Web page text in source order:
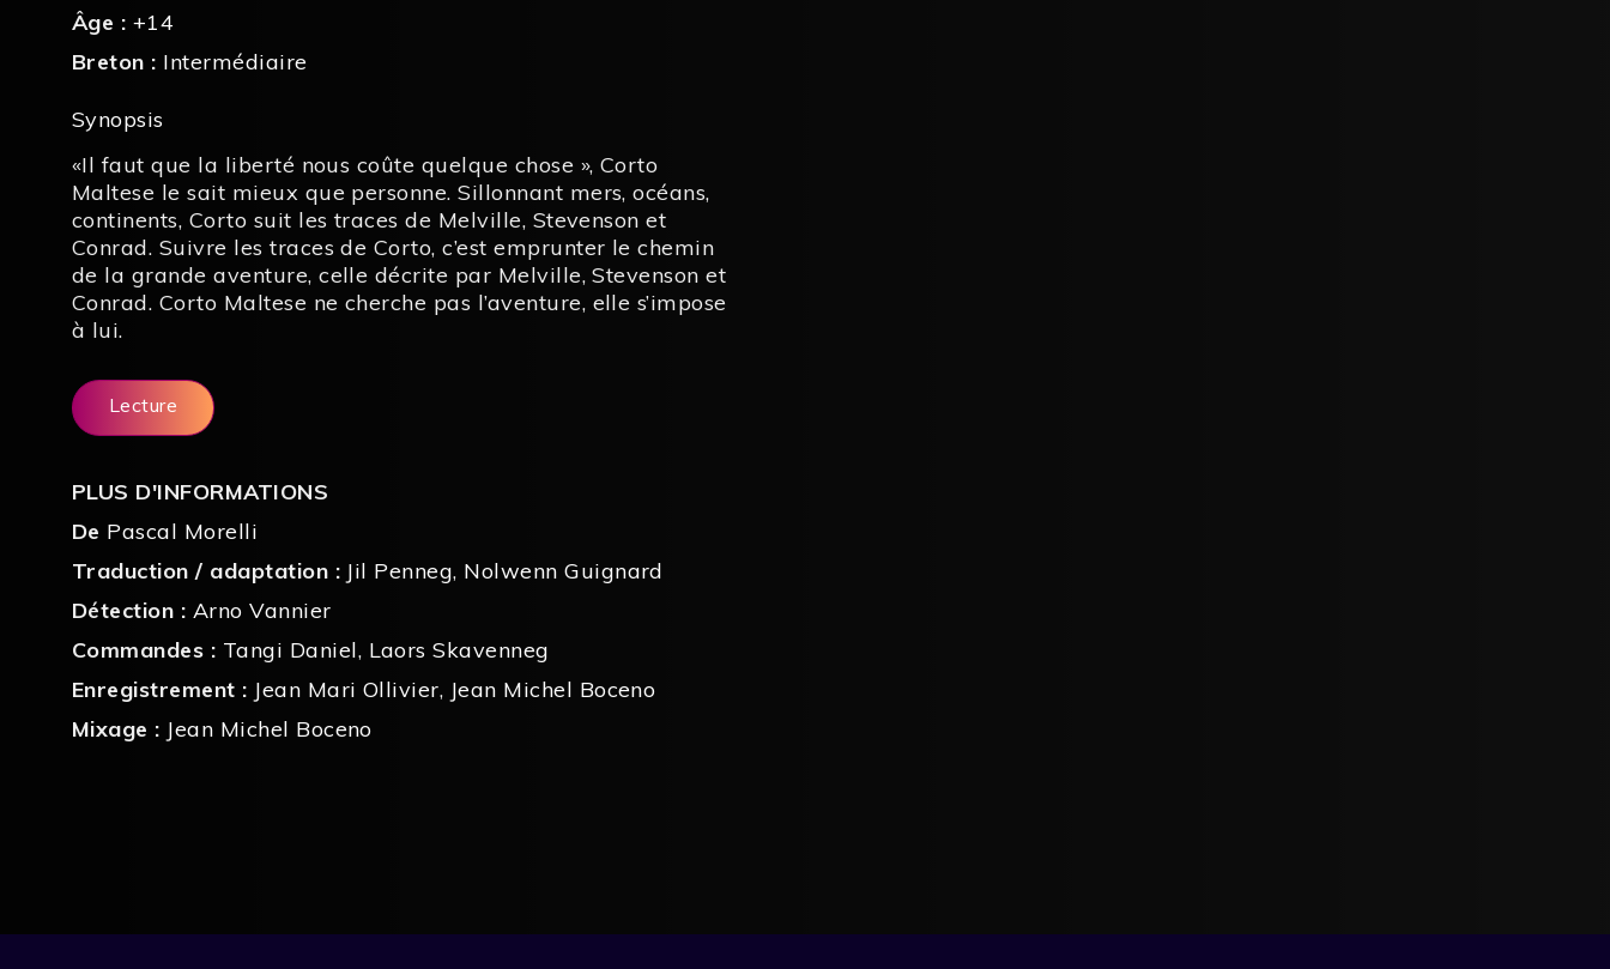
Âge : +14
Breton : Intermédiaire
Synopsis
«Il faut que la liberté nous coûte quelque chose », Corto
Maltese le sait mieux que personne. Sillonnant mers, océans,
continents, Corto suit les traces de Melville, Stevenson et
Conrad. Suivre les traces de Corto, c’est emprunter le chemin
de la grande aventure, celle décrite par Melville, Stevenson et
Conrad. Corto Maltese ne cherche pas l’aventure, elle s’impose
à lui.
Lecture
PLUS D'INFORMATIONS
De Pascal Morelli
Traduction / adaptation : Jil Penneg, Nolwenn Guignard
Détection : Arno Vannier
Commandes : Tangi Daniel, Laors Skavenneg
Enregistrement : Jean Mari Ollivier, Jean Michel Boceno
Mixage : Jean Michel Boceno